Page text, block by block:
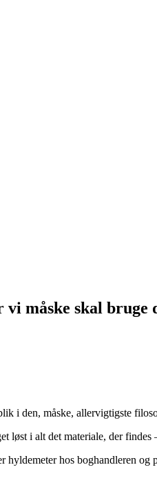
måske skal bruge
i den, måske, allervigtigste
løst i alt det materiale, der
hos boghandleren